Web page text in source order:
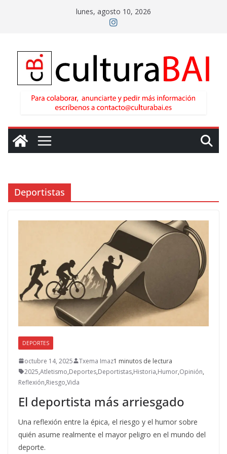
lunes, agosto 10, 2026
Deportistas
DEPORTES
octubre 14, 2025 Txema Imaz1 minutos de lectura
2025,Atletismo,Deportes,Deportistas,Historia,Humor,Opinión,
Reflexión,Riesgo,Vida
El deportista más arriesgado
Una reflexión entre la épica, el riesgo y el humor sobre
quién asume realmente el mayor peligro en el mundo del
deporte.